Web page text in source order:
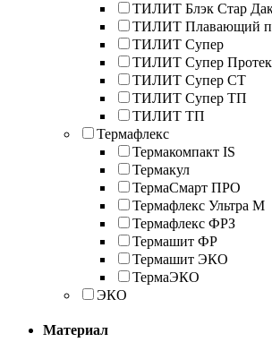
ТИЛИТ Блэк Стар
ТИЛИТ Плавающий
ТИЛИТ Супер
ТИЛИТ Супер
ТИЛИТ Супер СТ
ТИЛИТ Супер ТП
ТИЛИТ ТП
Термафлекс
Термакомпакт IS
Термакул
ТермаСмарт ПРО
Термафлекс Ультра М
Термафлекс ФРЗ
Термашит ФР
Термашит ЭКО
ТермаЭКО
ЭКО
Материал